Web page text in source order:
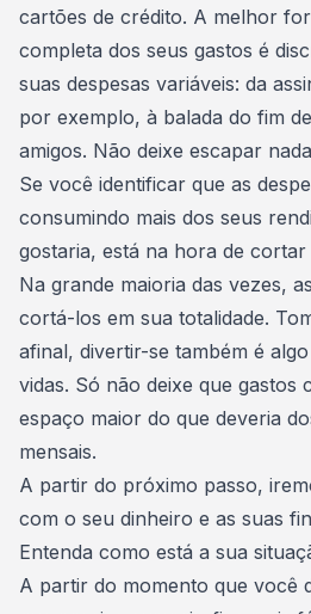
cartões de crédito. A melhor
completa dos seus gastos é
suas despesas variáveis: da
por exemplo, à balada do fim
amigos. Não deixe escapar
Se você identificar que as
consumindo mais dos seus
gostaria, está na hora de cortar
Na grande maioria das vezes,
cortá-los em sua totalidade.
afinal, divertir-se também é
vidas. Só não deixe que gastos
espaço maior do que deveria
mensais.
A partir do próximo passo,
com o seu dinheiro e as suas
Entenda como está a sua
A partir do momento que você